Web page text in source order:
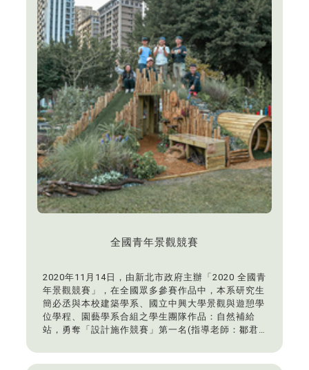
全國青年景觀競賽
2020年11月14日，由新北市政府主辦「2020 全國青
年景觀競賽」，在全國眾多參賽作品中，本系研究生
簡必丞與本校建築學系、國立中興大學景觀與遊憩學
位學程、園藝學系合組之學生團隊作品：自然補給
站，勇奪「設計施作競賽」第一名(指導老師：鄒君
橋自然人文地景的挖掘與再續，獲「競圖競賽」第二